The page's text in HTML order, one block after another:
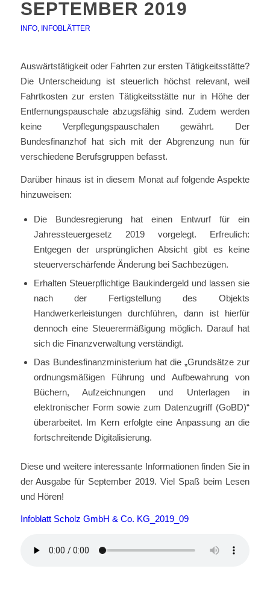
SEPTEMBER 2019
INFO, INFOBLÄTTER
Auswärtstätigkeit oder Fahrten zur ersten Tätigkeitsstätte?
Die Unterscheidung ist steuerlich höchst relevant, weil
Fahrtkosten zur ersten Tätigkeitsstätte nur in Höhe der
Entfernungspauschale abzugsfähig sind. Zudem werden
keine Verpflegungspauschalen gewährt. Der
Bundesfinanzhof hat sich mit der Abgrenzung nun für
verschiedene Berufsgruppen befasst.
Darüber hinaus ist in diesem Monat auf folgende Aspekte
hinzuweisen:
Die Bundesregierung hat einen Entwurf für ein
Jahressteuergesetz 2019 vorgelegt. Erfreulich:
Entgegen der ursprünglichen Absicht gibt es keine
steuerverschärfende Änderung bei Sachbezügen.
Erhalten Steuerpflichtige Baukindergeld und lassen sie
nach der Fertigstellung des Objekts
Handwerkerleistungen durchführen, dann ist hierfür
dennoch eine Steuerermäßigung möglich. Darauf hat
sich die Finanzverwaltung verständigt.
Das Bundesfinanzministerium hat die „Grundsätze zur
ordnungsmäßigen Führung und Aufbewahrung von
Büchern, Aufzeichnungen und Unterlagen in
elektronischer Form sowie zum Datenzugriff (GoBD)“
überarbeitet. Im Kern erfolgte eine Anpassung an die
fortschreitende Digitalisierung.
Diese und weitere interessante Informationen finden Sie in
der Ausgabe für September 2019. Viel Spaß beim Lesen
und Hören!
Infoblatt Scholz GmbH & Co. KG_2019_09